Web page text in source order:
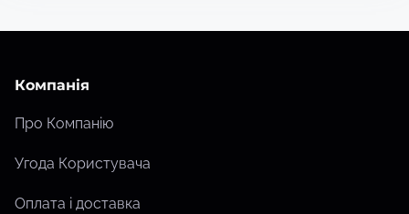
Компанія
Про Компанію
Угода Користувача
Оплата і доставка